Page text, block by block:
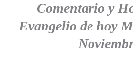
Comentario y
Evangelio de hoy